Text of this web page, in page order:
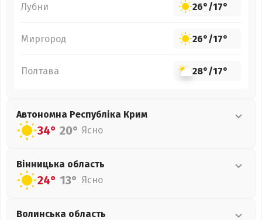
Лубни 26°/17°
Миргород 26°/17°
Полтава 28°/17°
Автономна Республіка Крим
34° 20° Ясно
Вінницька область
24° 13° Ясно
Волинська область